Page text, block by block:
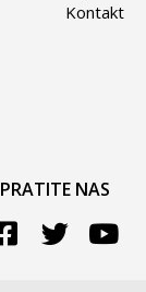
Kontakt
PRATITE NAS